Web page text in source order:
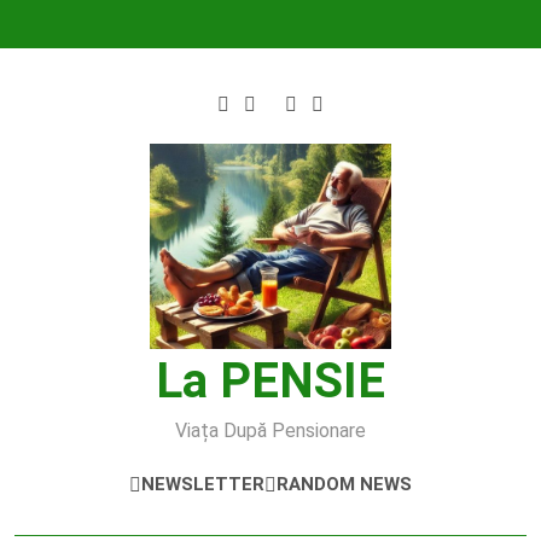
La PENSIE
Viața După Pensionare
NEWSLETTER RANDOM NEWS